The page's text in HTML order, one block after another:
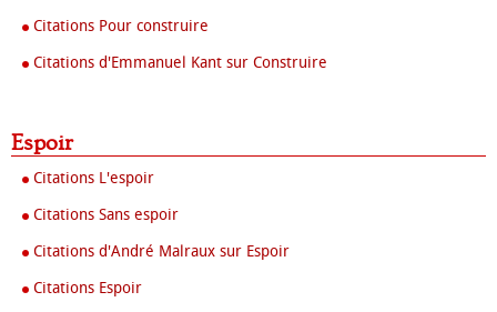
Citations Pour construire
Citations d'Emmanuel Kant sur Construire
Espoir
Citations L'espoir
Citations Sans espoir
Citations d'André Malraux sur Espoir
Citations Espoir